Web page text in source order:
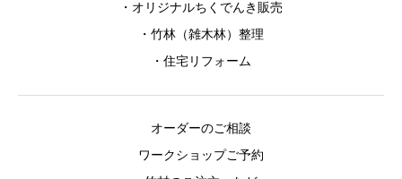
・オリジナルちくでんき販売
・竹林（雑木林）整理
・住宅リフォーム
オーダーのご相談
ワークショップご予約